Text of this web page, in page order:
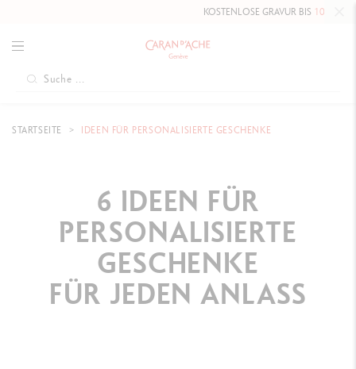
KOSTENLOSE GRAVUR BIS10. MAI 2026AUF DIE
STARTSEITE IDEEN FÜR PERSONALISIERTE GESCHENKE
6 IDEEN FÜR
PERSONALISIERTE
GESCHENKE
FÜR JEDEN ANLASS